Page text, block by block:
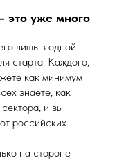
это уже много
лишь в одной
старта. Каждого,
как минимум
знаете, как
и вы
российских.
на стороне